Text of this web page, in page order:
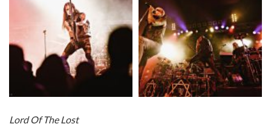
Lord Of The Lost